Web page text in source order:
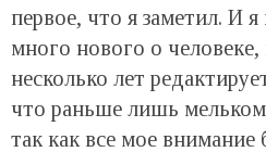
первое, что я заметил. И
много нового о
несколько лет
что раньше лишь мельком
так как все мое